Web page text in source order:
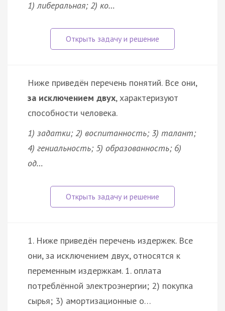
1) либеральная; 2) ко…
Ниже приведён перечень понятий. Все они,
за исключением двух, характеризуют
способности человека.
1) задатки; 2) воспитанность; 3) талант;
4) гениальность; 5) образованность; 6)
од…
1. Ниже приведён перечень издержек. Все
они, за исключением двух, относятся к
переменным издержкам. 1. оплата
потреблённой электроэнергии; 2) покупка
сырья; 3) амортизационные о…